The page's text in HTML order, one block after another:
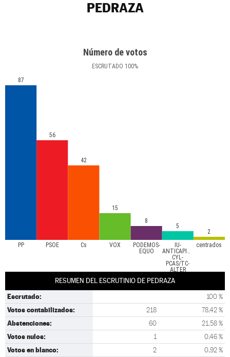
PEDRAZA
Número de votos
ESCRUTADO 100%
PP PSOE Cs VOX
PODEMOS-
EQUO
IU-
ANTICAPITALISTA
CYL-
PCAS/TC-
ALTER
centrados
87
56
42
15
8
5
2
RESUMEN DEL ESCRUTINIO DE PEDRAZA
Escrutado: 100 %
Votos contabilizados: 218 78,42 %
Abstenciones: 60 21,58 %
Votos nulos: 1 0,46 %
Votos en blanco: 2 0,92 %